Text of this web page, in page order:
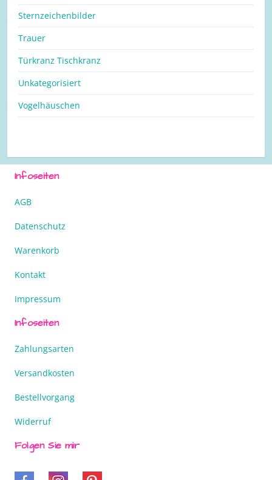
Sternzeichenbilder
Trauer
Türkranz Tischkranz
Unkategorisiert
Vogelhäuschen
Infoseiten
AGB
Datenschutz
Warenkorb
Kontakt
Impressum
Infoseiten
Zahlungsarten
Versandkosten
Bestellvorgang
Widerruf
Folgen Sie mir